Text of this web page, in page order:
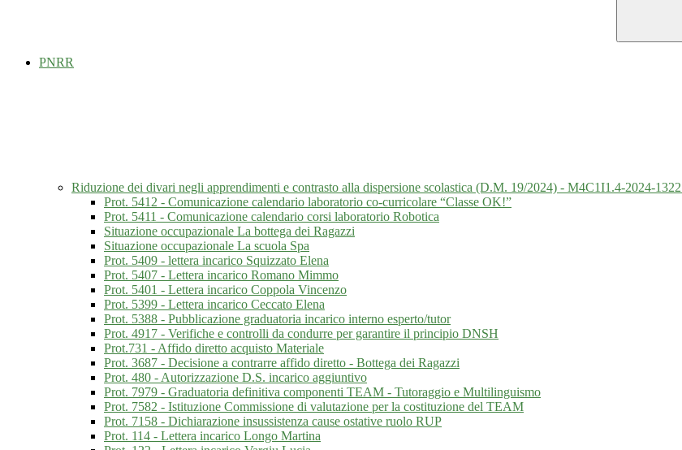
PNRR
Riduzione dei divari negli apprendimenti e contrasto alla dispersione scolastica (D.M. 19/2024) - M4C1I1.4-2024-1322
Prot. 5412 - Comunicazione calendario laboratorio co-curricolare “Classe OK!”
Prot. 5411 - Comunicazione calendario corsi laboratorio Robotica
Situazione occupazionale La bottega dei Ragazzi
Situazione occupazionale La scuola Spa
Prot. 5409 - lettera incarico Squizzato Elena
Prot. 5407 - Lettera incarico Romano Mimmo
Prot. 5401 - Lettera incarico Coppola Vincenzo
Prot. 5399 - Lettera incarico Ceccato Elena
Prot. 5388 - Pubblicazione graduatoria incarico interno esperto/tutor
Prot. 4917 - Verifiche e controlli da condurre per garantire il principio DNSH
Prot.731 - Affido diretto acquisto Materiale
Prot. 3687 - Decisione a contrarre affido diretto - Bottega dei Ragazzi
Prot. 480 - Autorizzazione D.S. incarico aggiuntivo
Prot. 7979 - Graduatoria definitiva componenti TEAM - Tutoraggio e Multilinguismo
Prot. 7582 - Istituzione Commissione di valutazione per la costituzione del TEAM
Prot. 7158 - Dichiarazione insussistenza cause ostative ruolo RUP
Prot. 114 - Lettera incarico Longo Martina